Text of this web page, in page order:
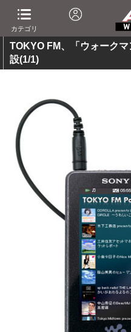
カテゴリ
TOKYO FM、「ウォーク
設(1/1)